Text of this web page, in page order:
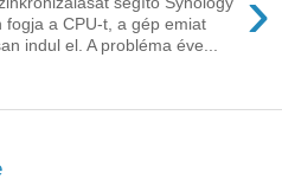
fogja a CPU-t, a gép emiat
indul el. A probléma éve...